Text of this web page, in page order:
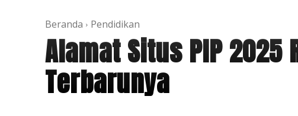
Beranda Pendidikan
Alamat Situs PIP 2025
Terbarunya